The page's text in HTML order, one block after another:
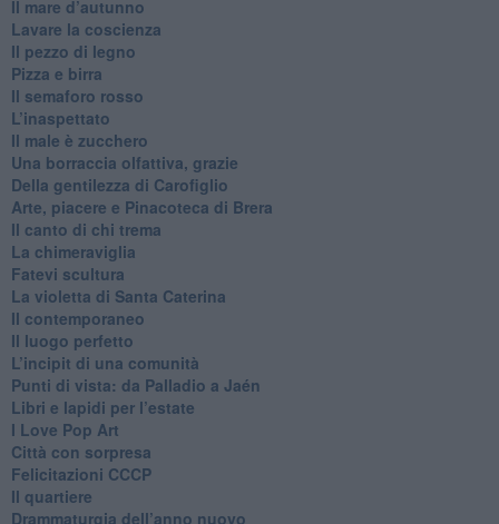
​Il mare d’autunno
​Lavare la coscienza
​Il pezzo di legno
​Pizza e birra
​Il semaforo rosso
​L’inaspettato
​Il male è zucchero
​Una borraccia olfattiva, grazie
​Della gentilezza di Carofiglio
Arte, piacere e Pinacoteca di Brera
​Il canto di chi trema
La chimeraviglia
​Fatevi scultura
​La violetta di Santa Caterina
​Il contemporaneo
​Il luogo perfetto
​L’incipit di una comunità
Punti di vista: da Palladio a Jaén
​Libri e lapidi per l’estate
​I Love Pop Art
Città con sorpresa
Felicitazioni CCCP
​Il quartiere
​Drammaturgia dell’anno nuovo